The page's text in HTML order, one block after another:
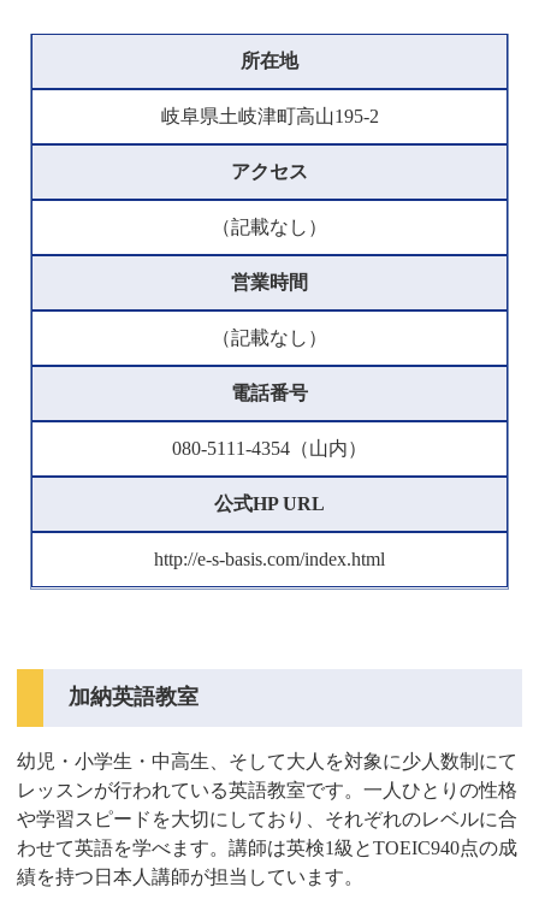
所在地
岐阜県土岐津町高山195-2
アクセス
（記載なし）
営業時間
（記載なし）
電話番号
080-5111-4354（山内）
公式HP URL
http://e-s-basis.com/index.html
加納英語教室
幼児・小学生・中高生、そして大人を対象に少人数制にて
レッスンが行われている英語教室です。一人ひとりの性格
や学習スピードを大切にしており、それぞれのレベルに合
わせて英語を学べます。講師は英検1級とTOEIC940点の成
績を持つ日本人講師が担当しています。